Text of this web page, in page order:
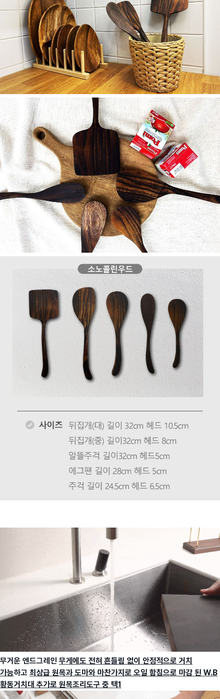
무거운 엔드그레인 무게에도 전혀 흔들림 없이 안정적으로 거치
가능하고 최상급 원목과 도마와 마찬가지로 오일 함침으로 마감 된 W.B
황동거치대 추가로 원목조리도구 중 택1